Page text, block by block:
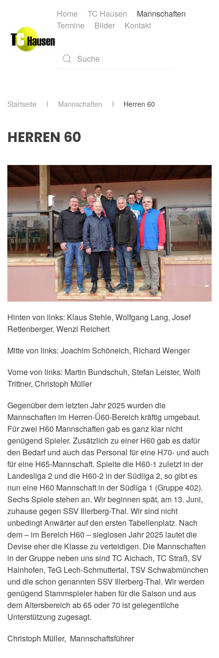
Skip to main content
Home TC Hausen
Mannschaften
Termine
Bilder Kontakt
Startseite Mannschaften Herren 60
HERREN 60
Hinten von links: Klaus Stehle, Wolfgang Lang, Josef
Rettenberger, Wenzi Reichert
Mitte von links: Joachim Schöneich, Richard Wenger
Vorne von links: Martin Bundschuh, Stefan Leister, Wolfi
Trittner, Christoph Müller
Gegenüber dem letzten Jahr 2025 wurden die
Mannschaften im Herren-Ü60-Bereich kräftig umgebaut.
Für zwei H60 Mannschaften gab es ganz klar nicht
genügend Spieler. Zusätzlich zu einer H60 gab es dafür
den Bedarf und auch das Personal für eine H70- und auch
für eine H65-Mannschaft. Spielte die H60-1 zuletzt in der
Landesliga 2 und die H60-2 in der Südliga 2, so gibt es
nun eine H60 Mannschaft in der Südliga 1 (Gruppe 402).
Sechs Spiele stehen an. Wir beginnen spät, am 13. Juni,
zuhause gegen SSV Illerberg-Thal. Wir sind nicht
unbedingt Anwärter auf den ersten Tabellenplatz. Nach
dem – im Bereich H60 – sieglosen Jahr 2025 lautet die
Devise eher die Klasse zu verteidigen. Die Mannschaften
in der Gruppe neben uns sind TC Aichach, TC Straß, SV
Hainhofen, TeG Lech-Schmuttertal, TSV Schwabmünchen
und die schon genannten SSV Illerberg-Thal. Wir werden
genügend Stammspieler haben für die Saison und aus
dem Altersbereich ab 65 oder 70 ist gelegentliche
Unterstützung zugesagt.
Christoph Müller, Mannschaftsführer